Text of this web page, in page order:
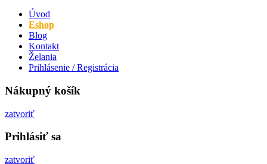
Úvod
Eshop
Blog
Kontakt
Želania
Prihlásenie / Registrácia
Nákupný košík
zatvoriť
Prihlásiť sa
zatvoriť